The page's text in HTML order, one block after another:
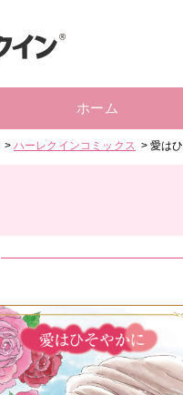
ホーム
ハーレクインコミックス 愛は